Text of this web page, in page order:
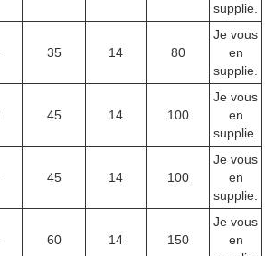
supplie.
35 14 80
Je vous
en
supplie.
45 14 100
Je vous
en
supplie.
45 14 100
Je vous
en
supplie.
60 14 150
Je vous
en